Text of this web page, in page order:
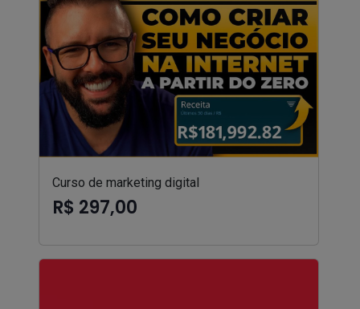
Curso de marketing digital
R$ 297,00